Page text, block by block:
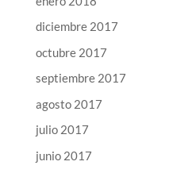
diciembre 2017
octubre 2017
septiembre 2017
agosto 2017
julio 2017
junio 2017